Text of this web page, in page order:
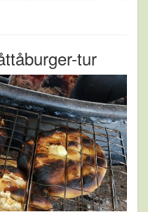
tur